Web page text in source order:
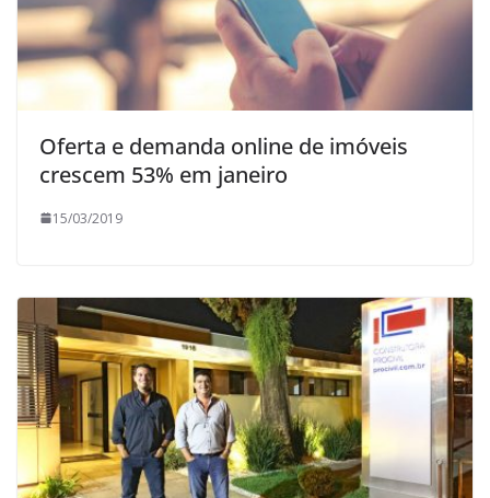
Oferta e demanda online de imóveis
crescem 53% em janeiro
15/03/2019